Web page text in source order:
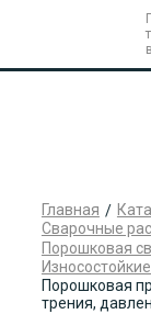
Главная
Сварочные
Порошковая
Порошковая
трения,